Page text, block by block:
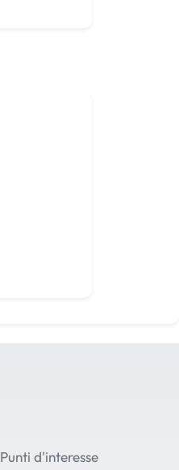
Punti d'interesse